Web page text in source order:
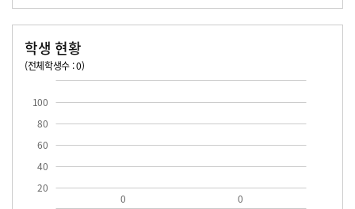
학생 현황
(전체학생수 : 0)
20
40
60
80
100
0 0